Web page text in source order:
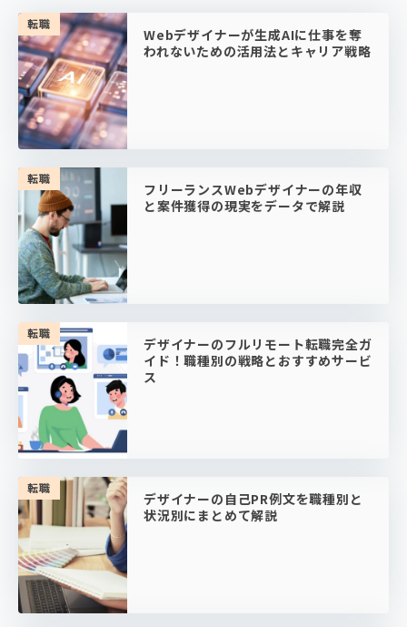
転職
Webデザイナーが生成AIに仕事を奪
われないための活用法とキャリア戦略
転職
フリーランスWebデザイナーの年収
と案件獲得の現実をデータで解説
転職
デザイナーのフルリモート転職完全ガ
イド！職種別の戦略とおすすめサービ
ス
転職
デザイナーの自己PR例文を職種別と
状況別にまとめて解説